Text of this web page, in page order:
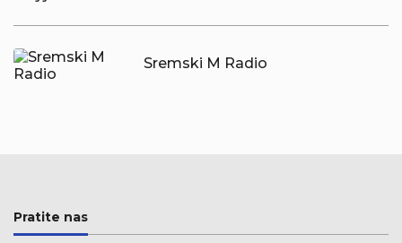
Sremski M Radio
Pratite nas